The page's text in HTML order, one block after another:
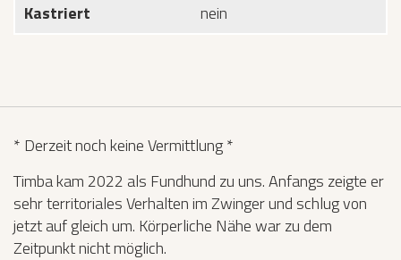
Kastriert
nein
* Derzeit noch keine Vermittlung *
Timba kam 2022 als Fundhund zu uns. Anfangs zeigte er
sehr territoriales Verhalten im Zwinger und schlug von
jetzt auf gleich um. Körperliche Nähe war zu dem
Zeitpunkt nicht möglich.